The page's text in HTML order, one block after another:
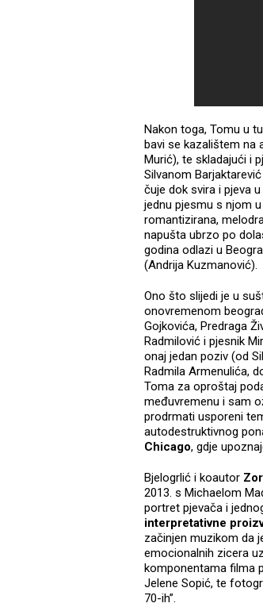
Nakon toga, Tomu u
bavi se kazalištem na
Murić), te skladajući i
Silvanom
čuje dok svira i pjeva
jednu pjesmu s njom
romantizirana,
napušta ubrzo po
godina odlazi u
(Andrija Kuzmanović).
Ono što slijedi je u
onovremenom
Gojkovića, Predraga
Radmilović i pjesnik
onaj jedan poziv (od
Radmila Armenulića,
Toma za oproštaj
međuvremenu i sam
prodrmati usporeni
autodestruktivnog
Chicago, gdje
Bjelogrlić i koautor
2013. s Michaelom
portret pjevača i
interpretativne
začinjen muzikom da
emocionalnih zicera
komponentama filma
Jelene Sopić, te
70-ih”.